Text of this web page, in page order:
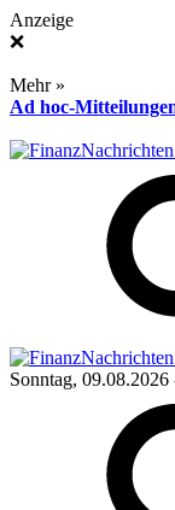
Anzeige
❌
Mehr »
Ad hoc-
Sonntag, 09.08.2026